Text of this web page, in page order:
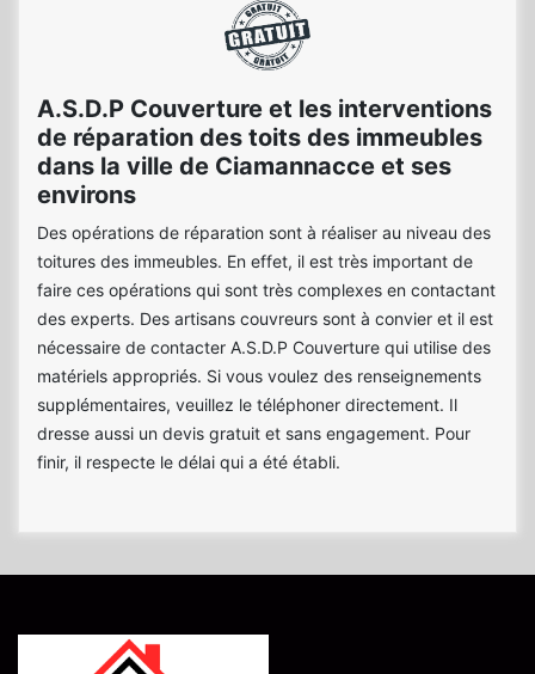
A.S.D.P Couverture et les interventions
de réparation des toits des immeubles
dans la ville de Ciamannacce et ses
environs
Des opérations de réparation sont à réaliser au niveau des
toitures des immeubles. En effet, il est très important de
faire ces opérations qui sont très complexes en contactant
des experts. Des artisans couvreurs sont à convier et il est
nécessaire de contacter A.S.D.P Couverture qui utilise des
matériels appropriés. Si vous voulez des renseignements
supplémentaires, veuillez le téléphoner directement. Il
dresse aussi un devis gratuit et sans engagement. Pour
finir, il respecte le délai qui a été établi.